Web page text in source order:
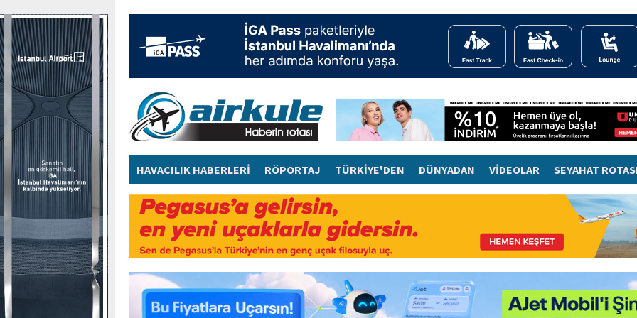
HAVACILIK HABERLERİ RÖPORTAJ TÜRKİYE'DEN DÜNYADAN VİDEOLAR SEYAHAT